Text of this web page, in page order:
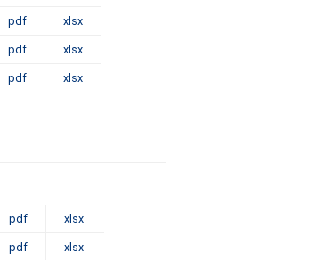
pdf xlsx
pdf xlsx
pdf xlsx
pdf xlsx
pdf xlsx